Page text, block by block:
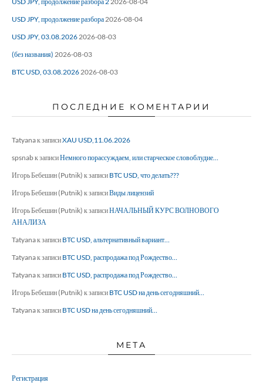
USD JPY, продолжение разбора 2026-08-04
USD JPY, 03.08.2026 2026-08-03
(без названия) 2026-08-03
BTC USD, 03.08.2026 2026-08-03
ПОСЛЕДНИЕ КОМЕНТАРИИ
Tatyanaк записиXAU USD,11.06.2026
spsnabк записиНемного порассуждаем, или старческое словоблудие…
Игорь Бебешин (Putnik) к записи BTC USD, что делать???
Игорь Бебешин (Putnik) к записиВиды лицензий
Игорь Бебешин (Putnik) к записиНАЧАЛЬНЫЙ КУРС ВОЛНОВОГО
АНАЛИЗА
Tatyanaк записи BTC USD, альтернативный вариант…
Tatyanaк записи BTC USD, распродажа под Рождество…
Tatyanaк записи BTC USD, распродажа под Рождество…
Игорь Бебешин (Putnik) к записи BTC USD на день сегодняшний…
Tatyanaк записи BTC USD на день сегодняшний…
МЕТА
Регистрация